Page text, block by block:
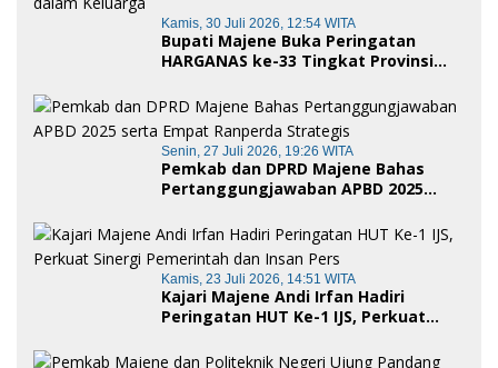
Kamis, 30 Juli 2026, 12:54 WITA
Bupati Majene Buka Peringatan
HARGANAS ke-33 Tingkat Provinsi
Ayah dalam Keluarga
Senin, 27 Juli 2026, 19:26 WITA
Pemkab dan DPRD Majene Bahas
Pertanggungjawaban APBD 2025
Kamis, 23 Juli 2026, 14:51 WITA
Kajari Majene Andi Irfan Hadiri
Peringatan HUT Ke-1 IJS, Perkuat